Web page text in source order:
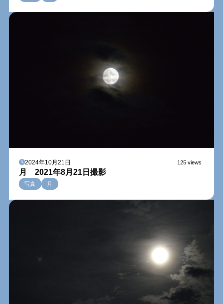
2024年10月21日 125 views
月 2021年8月21日撮影
写真 月